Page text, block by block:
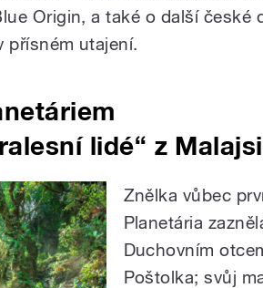
Origin, a také o další české
přísném utajení.
lidé“ z
Znělka vůbec
Planetária
Duchovním
Poštolka; svůj